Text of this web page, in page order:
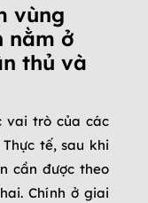
vùng
nằm ở
thủ và
vai trò của các
tế, sau khi
cần được theo
Chính ở giai